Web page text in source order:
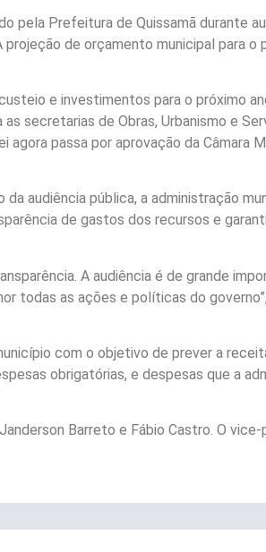
pela Prefeitura de Quissamã durante
de orçamento municipal para o
e investimentos para o próximo
secretarias de Obras, Urbanismo e
passa por aprovação da Câmara
audiência pública, a administração
de gastos dos recursos e
A audiência é de grande
todas as ações e políticas do governo”,
com o objetivo de prever a
obrigatórias, e despesas que a
Barreto e Fábio Castro. O